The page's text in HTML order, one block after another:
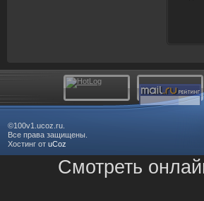
©100v1.ucoz.ru.
Все права защищены.
Хостинг от uCoz
Смотреть